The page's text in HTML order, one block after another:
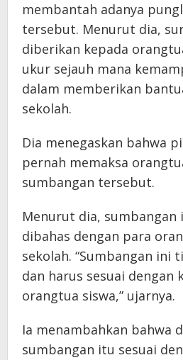
membantah adanya
tersebut. Menurut dia,
diberikan kepada
ukur sejauh mana
dalam memberikan
sekolah.
Dia menegaskan bahwa
pernah memaksa
sumbangan tersebut.
Menurut dia, sumbangan
dibahas dengan para
sekolah. “Sumbangan ini
dan harus sesuai dengan
orangtua siswa,” ujarnya.
Ia menambahkan bahwa
sumbangan itu sesuai